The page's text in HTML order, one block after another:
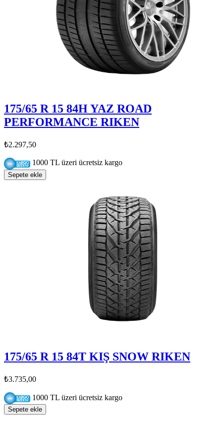
175/65 R 15 84H YAZ ROAD
PERFORMANCE RIKEN
₺2.297,50
1000 TL üzeri ücretsiz kargo
Sepete ekle
175/65 R 15 84T KIŞ SNOW RIKEN
₺3.735,00
1000 TL üzeri ücretsiz kargo
Sepete ekle